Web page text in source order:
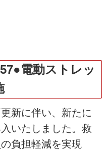
電動ストレッ
新に伴い、新たに
いたしました。救
負担軽減を実現